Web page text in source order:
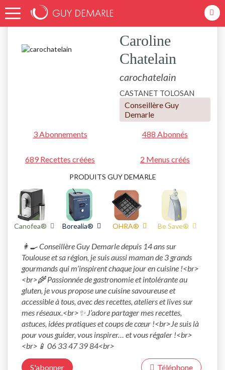
Accueil carochatelain
Caroline
Chatelain
carochatelain
CASTANET TOLOSAN
Conseillère Guy
Demarle
3 Abonnements 488 Abonnés
689 Recettes créées 2 Menus créés
PRODUITS GUY DEMARLE
Canofea® Borealia® OHRA® Be Save®
👩‍🍳 Conseillère Guy Demarle depuis 14 ans sur
Toulouse et sa région, je suis aussi maman de 3 grands
gourmands qui m’inspirent chaque jour en cuisine !<br>
<br>🌾 Passionnée de gastronomie et intolérante au
gluten, je vous propose une cuisine savoureuse et
accessible à tous, avec des recettes, ateliers et lives sur
mes réseaux.<br>✨ J’adore partager mes recettes,
astuces, idées pratiques et coups de cœur !<br>Je suis là
pour vous guider, vous inspirer… et vous régaler !<br>
<br>📱 06 33 47 39 84<br>
S'abonner Téléphone